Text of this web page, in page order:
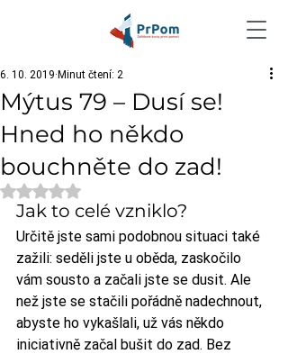
Mýtus 79 – Dusí se!
Hned ho někdo
bouchněte do zad!
6. 10. 2019 Minut čtení: 2
Hodnoceno NaN z 5 hvězdiček.
Jak to celé vzniklo?
Určitě jste sami podobnou situaci také
zažili: seděli jste u oběda, zaskočilo
vám sousto a začali jste se dusit. Ale
než jste se stačili pořádně nadechnout,
abyste ho vykašlali, už vás někdo
iniciativně začal bušit do zad. Bez